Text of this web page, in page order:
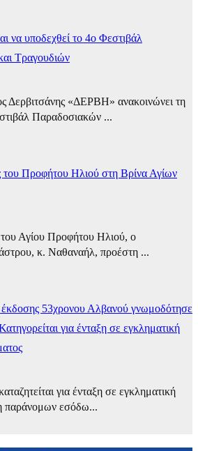
να υποδεχθεί το 4ο Φεστιβάλ
Τραγουδιών
Δερβιτσάνης «ΔΕΡΒΗ» ανακοινώνει τη
Παραδοσιακών ...
του Προφήτου Ηλιού στη Βρίνα Αγίων
Αγίου Προφήτου Ηλιού, ο
κ. Ναθαναήλ, προέστη ...
53χρονου Αλβανού γνωμοδότησε
για ένταξη σε εγκληματική
για ένταξη σε εγκληματική
παράνομων εσόδω...